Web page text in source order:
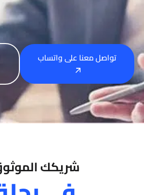
تواصل معنا على واتساب
شريكك